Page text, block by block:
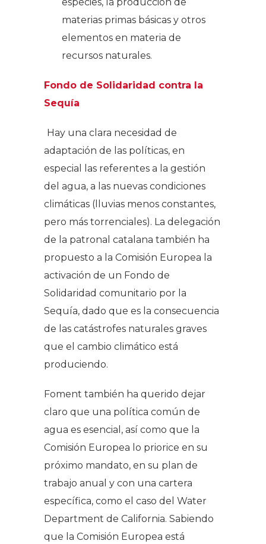
materias primas básicas y otros
elementos en materia de
recursos naturales.
Fondo de Solidaridad contra la
Sequía
Hay una clara necesidad de
adaptación de las políticas, en
especial las referentes a la gestión
del agua, a las nuevas condiciones
climáticas (lluvias menos constantes,
pero más torrenciales). La delegación
de la patronal catalana también ha
propuesto a la Comisión Europea la
activación de un Fondo de
Solidaridad comunitario por la
Sequía, dado que es la consecuencia
de las catástrofes naturales graves
que el cambio climático está
produciendo.
Foment también ha querido dejar
claro que una política común de
agua es esencial, así como que la
Comisión Europea lo priorice en su
próximo mandato, en su plan de
trabajo anual y con una cartera
específica, como el caso del Water
Department de California. Sabiendo
que la Comisión Europea está